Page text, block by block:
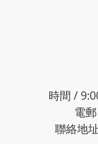
時間 /
電
聯絡地